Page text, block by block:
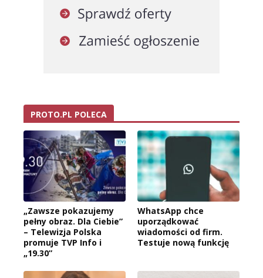
PROTO.PL POLECA
„Zawsze pokazujemy
pełny obraz. Dla Ciebie”
– Telewizja Polska
promuje TVP Info i
„19.30”
WhatsApp chce
uporządkować
wiadomości od firm.
Testuje nową funkcję